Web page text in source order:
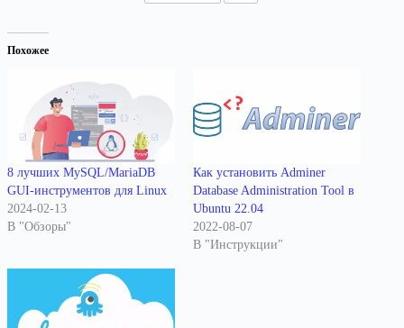
Похожее
8 лучших MySQL/MariaDB
GUI-инструментов для Linux
2024-02-13
В "Обзоры"
Как установить Adminer
Database Administration Tool в
Ubuntu 22.04
2022-08-07
В "Инструкции"